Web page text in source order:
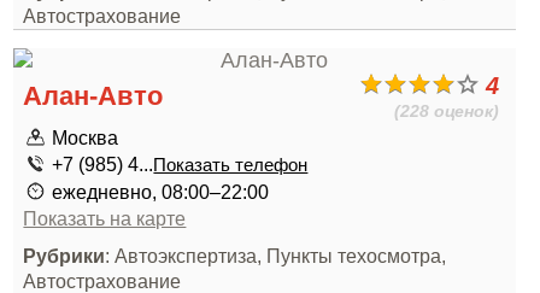
Автострахование
4
(228 оценок)
Алан-Авто
Москва
+7 (985) 4...Показать телефон
ежедневно, 08:00–22:00
Показать на карте
Рубрики: Автоэкспертиза, Пункты техосмотра,
Автострахование